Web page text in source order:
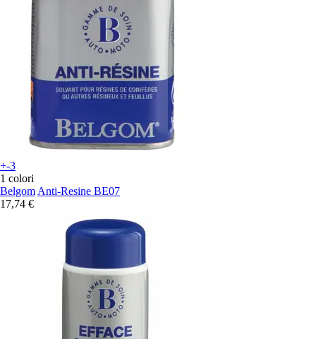
+-3
1 colori
Belgom Anti-Resine BE07
17,74 €